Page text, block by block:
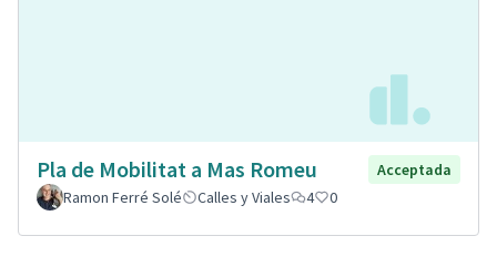
Pla de Mobilitat a Mas Romeu
Acceptada
Ramon Ferré Solé
Calles y Viales 4 0